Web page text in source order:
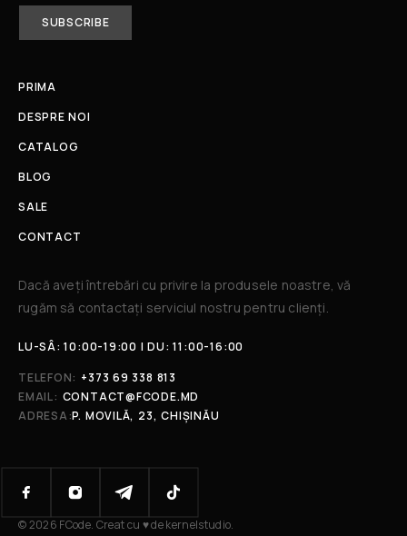
PRIMA
DESPRE NOI
CATALOG
BLOG
SALE
CONTACT
Dacă aveți întrebări cu privire la produsele noastre, vă
rugăm să contactați serviciul nostru pentru clienți.​
LU-SÂ: 10:00-19:00 | DU: 11:00-16:00
TELEFON: +373 69 338 813
EMAIL: CONTACT@FCODE.MD
ADRESA:P. MOVILĂ, 23, CHIȘINĂU
© 2026 FCode. Creat cu ♥ de kernelstudio.